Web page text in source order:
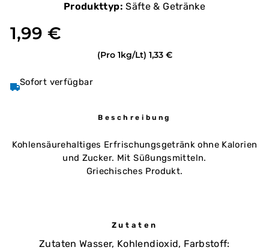
Produkttyp: Säfte & Getränke
1,99 €
(Pro 1kg/Lt) 1,33 €
Sofort verfügbar
Beschreibung
Kohlensäurehaltiges Erfrischungsgetränk ohne Kalorien
und Zucker. Mit Süßungsmitteln.
Griechisches Produkt.
Zutaten
Zutaten Wasser, Kohlendioxid, Farbstoff: